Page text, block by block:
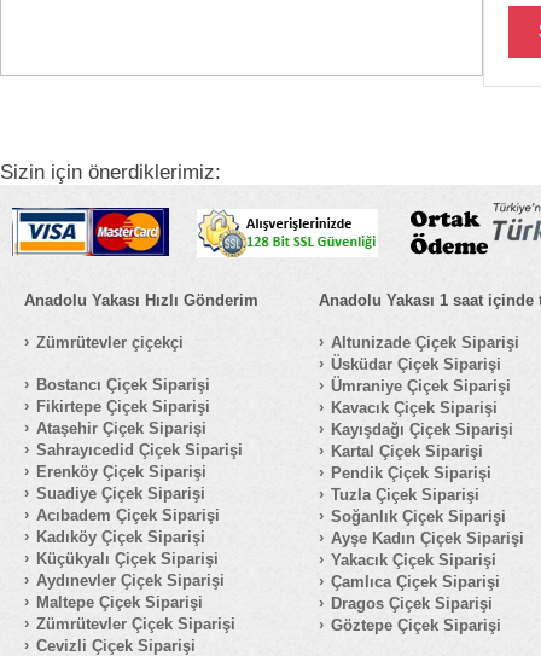
Sizin için önerdiklerimiz:
Anadolu Yakası Hızlı Gönderim
Zümrütevler çiçekçi
Bostancı Çiçek Siparişi
Fikirtepe Çiçek Siparişi
Ataşehir Çiçek Siparişi
Sahrayıcedid Çiçek Siparişi
Erenköy Çiçek Siparişi
Suadiye Çiçek Siparişi
Acıbadem Çiçek Siparişi
Kadıköy Çiçek Siparişi
Küçükyalı Çiçek Siparişi
Aydınevler Çiçek Siparişi
Maltepe Çiçek Siparişi
Zümrütevler Çiçek Siparişi
Cevizli Çiçek Siparişi
Anadolu Yakası 1 saat içinde
Altunizade Çiçek Siparişi
Üsküdar Çiçek Siparişi
Ümraniye Çiçek Siparişi
Kavacık Çiçek Siparişi
Kayışdağı Çiçek Siparişi
Kartal Çiçek Siparişi
Pendik Çiçek Siparişi
Tuzla Çiçek Siparişi
Soğanlık Çiçek Siparişi
Ayşe Kadın Çiçek Siparişi
Yakacık Çiçek Siparişi
Çamlıca Çiçek Siparişi
Dragos Çiçek Siparişi
Göztepe Çiçek Siparişi